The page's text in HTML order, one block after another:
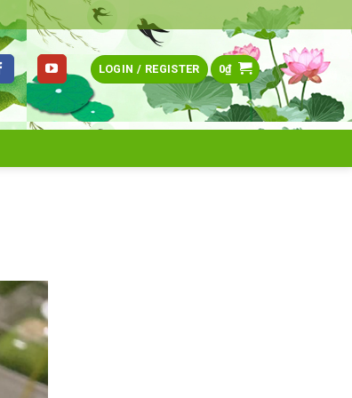
LOGIN / REGISTER 0₫